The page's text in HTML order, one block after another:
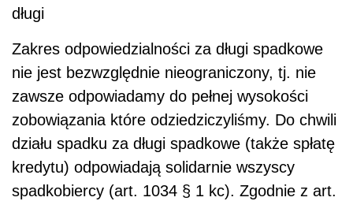
długi
Zakres odpowiedzialności za długi spadkowe
nie jest bezwzględnie nieograniczony, tj. nie
zawsze odpowiadamy do pełnej wysokości
zobowiązania które odziedziczyliśmy. Do chwili
działu spadku za długi spadkowe (także spłatę
kredytu) odpowiadają solidarnie wszyscy
spadkobiercy (art. 1034 § 1 kc). Zgodnie z art.